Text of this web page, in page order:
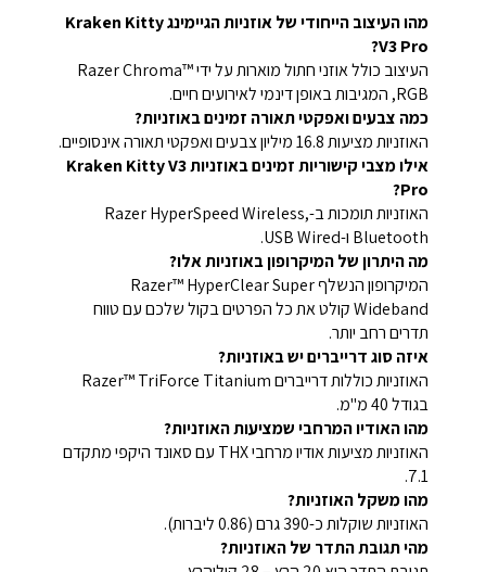
מהו העיצוב הייחודי של אוזניות הגיימינג Kraken Kitty
V3 Pro?
העיצוב כולל אוזני חתול מוארות על ידי Razer Chroma™
RGB, המגיבות באופן דינמי לאירועים חיים.
כמה צבעים ואפקטי תאורה זמינים באוזניות?
האוזניות מציעות 16.8 מיליון צבעים ואפקטי תאורה אינסופיים.
אילו מצבי קישוריות זמינים באוזניות Kraken Kitty V3
Pro?
האוזניות תומכות ב-Razer HyperSpeed Wireless,
Bluetooth ו-USB Wired.
מה היתרון של המיקרופון באוזניות אלו?
המיקרופון הנשלף Razer™ HyperClear Super
Wideband קולט את כל הפרטים בקול שלכם עם טווח
תדרים רחב יותר.
איזה סוג דרייברים יש באוזניות?
האוזניות כוללות דרייברים Razer™ TriForce Titanium
בגודל 40 מ"מ.
מהו האודיו המרחבי שמציעות האוזניות?
האוזניות מציעות אודיו מרחבי THX עם סאונד היקפי מתקדם
7.1.
מהו משקל האוזניות?
האוזניות שוקלות כ-390 גרם (0.86 ליברות).
מהי תגובת התדר של האוזניות?